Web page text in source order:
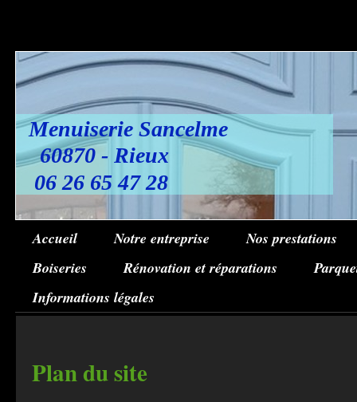
Menuiserie Sancelme
60870 - Rieux
06 26 65 47 28
Accueil Notre entreprise
Nos prestations
Boiseries
Rénovation et réparations
Informations légales
Plan du site